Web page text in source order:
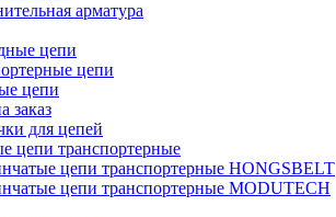
арматура
цепи
цепи
цепи
заказ
для цепей
цепи транспортерные
цепи транспортерные HONGSBELT
цепи транспортерные MODUTECH